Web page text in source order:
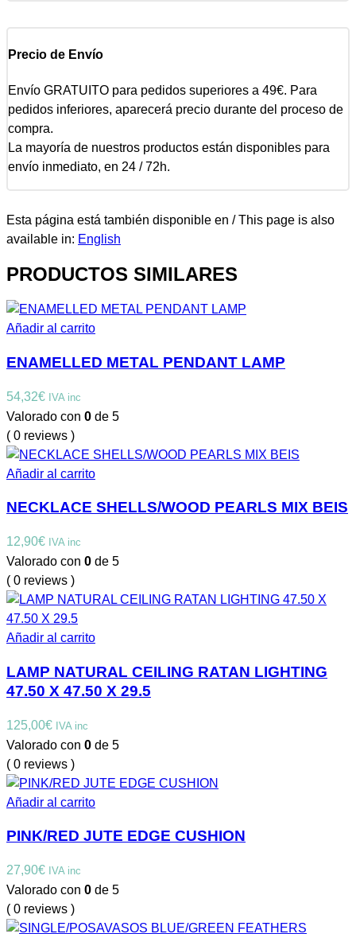
Precio de Envío
Envío GRATUITO para pedidos superiores a 49€. Para
pedidos inferiores, aparecerá precio durante del proceso de
compra.
La mayoría de nuestros productos están disponibles para
envío inmediato, en 24 / 72h.
Esta página está también disponible en / This page is also
available in: English
PRODUCTOS SIMILARES
Añadir al carrito
ENAMELLED METAL PENDANT LAMP
54,32€ IVA inc
Valorado con 0 de 5
( 0 reviews )
Añadir al carrito
NECKLACE SHELLS/WOOD PEARLS MIX BEIS
12,90€ IVA inc
Valorado con 0 de 5
( 0 reviews )
Añadir al carrito
LAMP NATURAL CEILING RATAN LIGHTING
47.50 X 47.50 X 29.5
125,00€ IVA inc
Valorado con 0 de 5
( 0 reviews )
Añadir al carrito
PINK/RED JUTE EDGE CUSHION
27,90€ IVA inc
Valorado con 0 de 5
( 0 reviews )